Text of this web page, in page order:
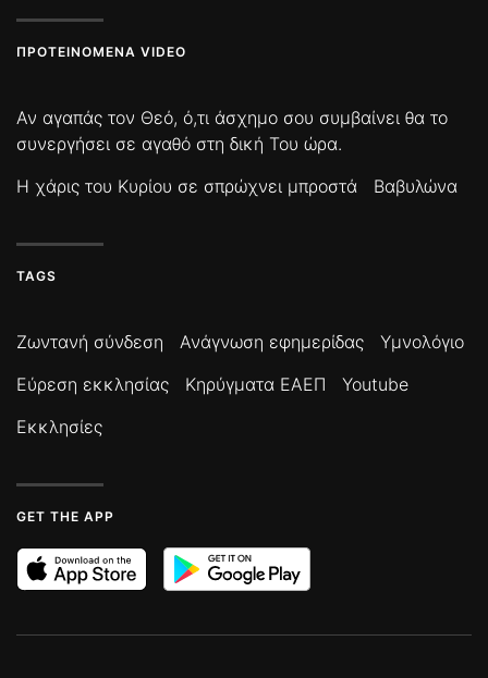
ΠΡΟΤΕΙΝΌΜΕΝΑ VIDEO
Αν αγαπάς τον Θεό, ό,τι άσχημο σου συμβαίνει θα το
συνεργήσει σε αγαθό στη δική Του ώρα.
Η χάρις του Κυρίου σε σπρώχνει μπροστά
Βαβυλώνα
TAGS
Ζωντανή σύνδεση Ανάγνωση εφημερίδας
Υμνολόγιο
Εύρεση εκκλησίας
Κηρύγματα ΕΑΕΠ
Youtube
Εκκλησίες
GET THE APP